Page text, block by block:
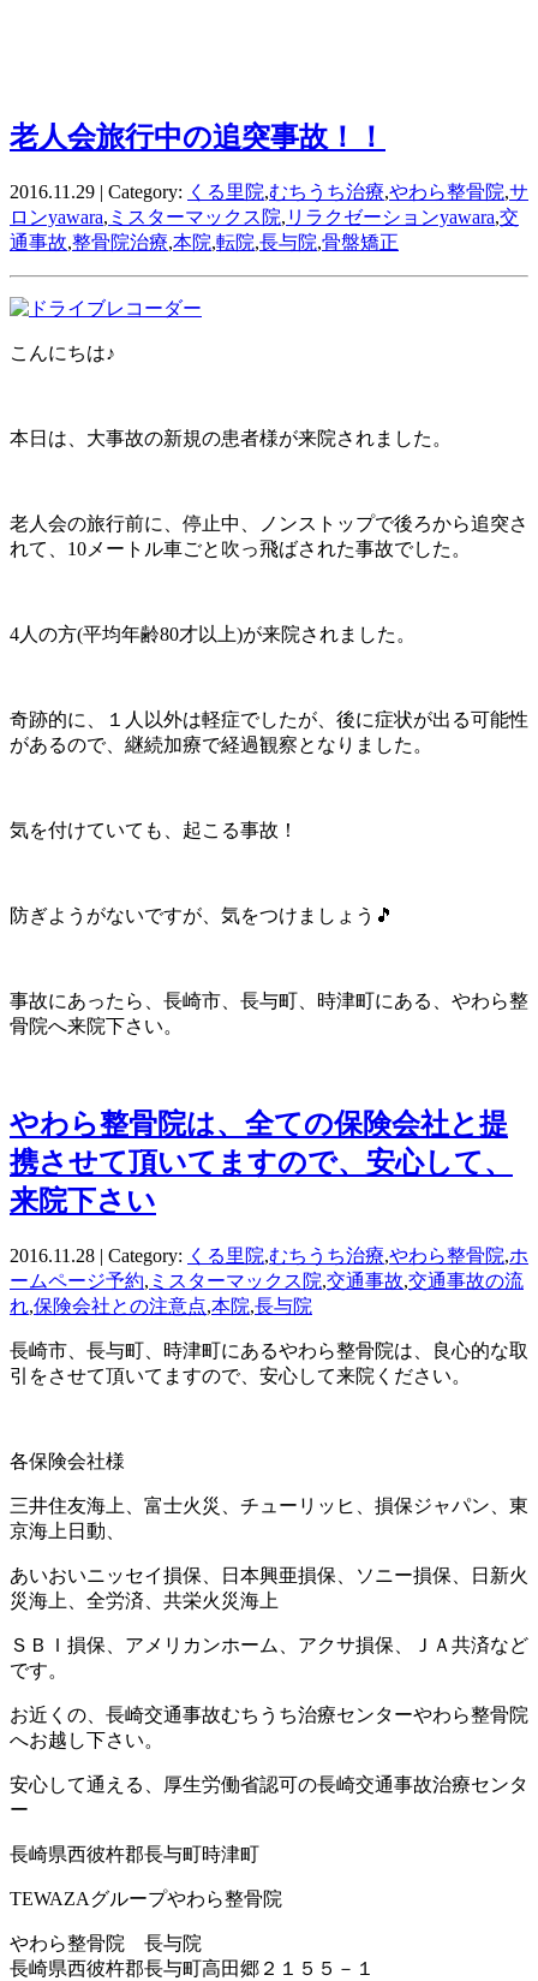
老人会旅行中の追突事故！！
2016.11.29 | Category: くる里院,むちうち治療,やわら整骨院,サ
ロンyawara, ミスターマックス院, リラクゼーションyawara,交
通事故,整骨院治療,本院,転院,長与院,骨盤矯正
こんにちは♪
本日は、大事故の新規の患者様が来院されました。
老人会の旅行前に、停止中、ノンストップで後ろから追突さ
れて、10メートル車ごと吹っ飛ばされた事故でした。
4人の方(平均年齢80才以上)が来院されました。
奇跡的に、１人以外は軽症でしたが、後に症状が出る可能性
があるので、継続加療で経過観察となりました。
気を付けていても、起こる事故！
防ぎようがないですが、気をつけましょう🎵
事故にあったら、長崎市、長与町、時津町にある、やわら整
骨院へ来院下さい。
やわら整骨院は、全ての保険会社と提
携させて頂いてますので、安心して、
来院下さい
2016.11.28 | Category: くる里院,むちうち治療,やわら整骨院,ホ
ームページ予約, ミスターマックス院,交通事故,交通事故の流
れ,保険会社との注意点,本院,長与院
長崎市、長与町、時津町にあるやわら整骨院は、良心的な取
引をさせて頂いてますので、安心して来院ください。
各保険会社様
三井住友海上、富士火災、チューリッヒ、損保ジャパン、東
京海上日動、
あいおいニッセイ損保、日本興亜損保、ソニー損保、日新火
災海上、全労済、共栄火災海上
ＳＢＩ損保、アメリカンホーム、アクサ損保、ＪＡ共済など
です。
お近くの、長崎交通事故むちうち治療センターやわら整骨院
へお越し下さい。
安心して通える、厚生労働省認可の長崎交通事故治療センタ
ー
長崎県西彼杵郡長与町時津町
TEWAZAグループやわら整骨院
やわら整骨院 長与院
長崎県西彼杵郡長与町高田郷２１５５－１